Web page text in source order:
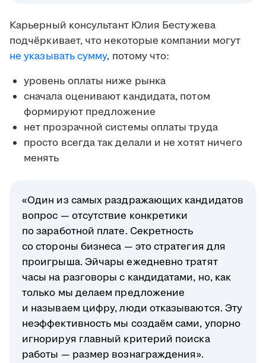
Карьерный консультант Юлия Бестужева
подчёркивает, что некоторые компании могут
не указывать сумму, потому что:
уровень оплаты ниже рынка
сначала оценивают кандидата, потом
формируют предложение
нет прозрачной системы оплаты труда
просто всегда так делали и не хотят ничего
менять
«Один из самых раздражающих кандидатов
вопрос — отсутствие конкретики
по заработной плате. Секретность
со стороны бизнеса — это стратегия для
проигрыша. Эйчары ежедневно тратят
часы на разговоры с кандидатами, но, как
только мы делаем предложение
и называем цифру, люди отказываются. Эту
неэффективность мы создаём сами, упорно
игнорируя главный критерий поиска
работы — размер вознаграждения».